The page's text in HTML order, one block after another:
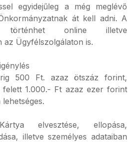
egyidejűleg a még meglévő
át kell adni. A
történhet online illetve
az Ügyfélszolgálaton is.
500 Ft. azaz ötszáz forint,
felett 1.000.- Ft azaz ezer forint
elvesztése, ellopása,
illetve személyes adataiban